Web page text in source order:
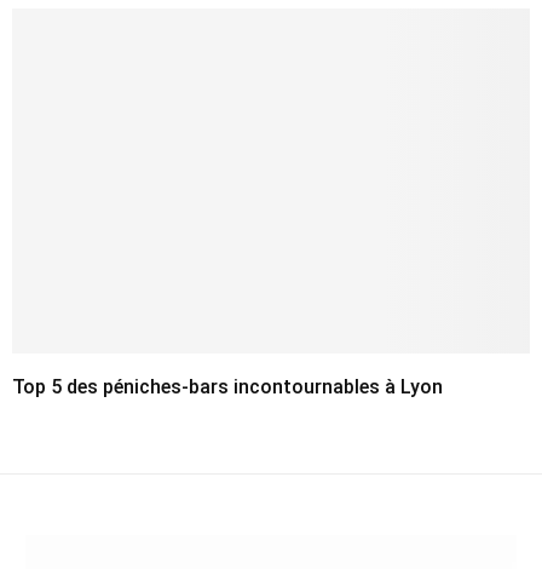
Top 5 des péniches-bars incontournables à Lyon